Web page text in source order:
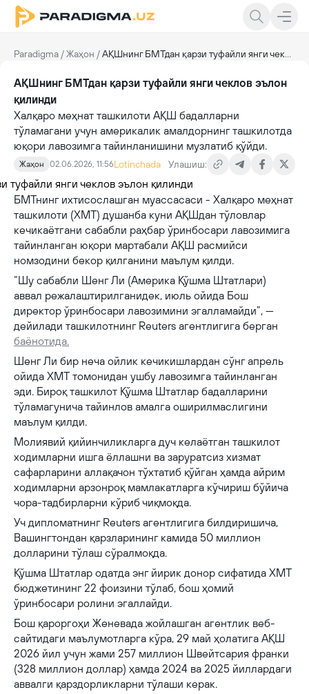
Paradigma /Жаҳон /АҚШнинг БМТдан қарзи туфайли янги чеклов эълон қилинди
АҚШнинг БМТдан қарзи туфайли янги чеклов эълон
қилинди
Халқаро меҳнат ташкилоти АҚШ бадалларни
тўламагани учун америкалик амалдорнинг ташкилотда
юқори лавозимга тайинланишини музлатиб қўйди.
Жаҳон 02.06.2026, 11:56Lotinchada Улашиш:
БМТнинг ихтисослашган муассасаси - Халқаро меҳнат
ташкилоти (ХМТ) душанба куни АҚШдан тўловлар
кечикаётгани сабабли раҳбар ўринбосари лавозимига
тайинланган юқори мартабали АҚШ расмийси
номзодини бекор қилганини маълум қилди.
“Шу сабабли Шенг Ли (Америка Қўшма Штатлари)
аввал режалаштирилганидек, июль ойида Бош
директор ўринбосари лавозимини эгалламайди”, —
дейилади ташкилотнинг Reuters агентлигига берган
баёнотида.
Шенг Ли бир неча ойлик кечикишлардан сўнг апрель
ойида ХМТ томонидан ушбу лавозимга тайинланган
эди. Бироқ ташкилот Қўшма Штатлар бадалларини
тўламагунича тайинлов амалга оширилмаслигини
маълум қилди.
Молиявий қийинчиликларга дуч келаётган ташкилот
ходимларни ишга ёллашни ва заруратсиз хизмат
сафарларини аллақачон тўхтатиб қўйган ҳамда айрим
ходимларни арзонроқ мамлакатларга кўчириш бўйича
чора-тадбирларни кўриб чиқмоқда.
Уч дипломатнинг Reuters агентлигига билдиришича,
Вашингтондан қарзларининг камида 50 миллион
долларини тўлаш сўралмоқда.
Қўшма Штатлар одатда энг йирик донор сифатида ХМТ
бюджетининг 22 фоизини тўлаб, бош ҳомий
ўринбосари ролини эгаллайди.
Бош қароргоҳи Женевада жойлашган агентлик веб-
сайтидаги маълумотларга кўра, 29 май ҳолатига АҚШ
2026 йил учун жами 257 миллион Швейтсария франки
(328 миллион доллар) ҳамда 2024 ва 2025 йиллардаги
аввалги қарздорликларни тўлаши керак.